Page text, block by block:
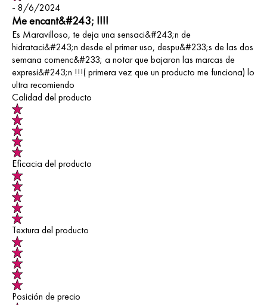
- 8/6/2024
Me encant&#243; !!!!
Es Maravilloso, te deja una sensaci&#243;n de
hidrataci&#243;n desde el primer uso, despu&#233;s de las dos
semana comenc&#233; a notar que bajaron las marcas de
expresi&#243;n !!!( primera vez que un producto me funciona) lo
ultra recomiendo
Calidad del producto
Eficacia del producto
Textura del producto
Posición de precio